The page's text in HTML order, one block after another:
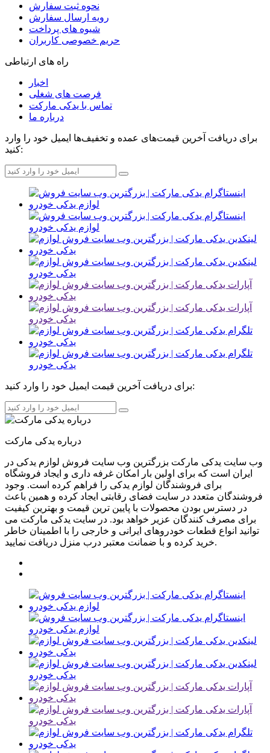
نحوه ثبت سفارش
رویه ارسال سفارش
شیوه های پرداخت
حریم خصوصی کاربران
راه های ارتباطی
اخبار
فرصت های شغلی
تماس با یدکی مارکت
درباره ما
برای دریافت آخرین قیمت‌های عمده و تخفیف‌ها ایمیل خود را وارد
کنید:
برای دریافت آخرین قیمت ایمیل خود را وارد کنید:
درباره یدکی مارکت
وب سایت یدکی مارکت بزرگترین وب سایت فروش لوازم یدکی در
ایران است که برای اولین بار امکان غرفه داری و ایجاد فروشگاه
برای فروشندگان لوازم یدکی را فراهم کرده است. وجود
فروشندگان متعدد در سایت فضای رقابتی ایجاد کرده و همین باعث
در دسترس بودن محصولات با پایین ترین قیمت و بهترین کیفیت
برای مصرف کنندگان عزیر خواهد بود. در سایت یدکی مارکت می
توانید انواع قطعات خودروهای ایرانی و خارجی را با اطمینان خاطر
خرید کرده و با ضمانت معتبر درب منزل دریافت نمایید.